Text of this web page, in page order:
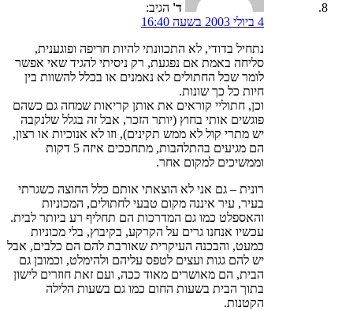
ד' הגיב:
4 ביולי 2003 בשעה 16:40
נתחיל בדודי, לא התכוונתי להיות חריפה ופוגענית,
סליחה באמת אם נפגעת, רק ניסיתי להגיד שאי אפשר
לומר שכל החתולים לא נאמנים או בכלל להשוות בין
חיות כל כך שונות.
וכן, חתוליי קוראים את אותן קריאות שמחה גם כשהם
פוגשים אותי בחוץ (יותר הזכר, אבל זה בגלל שלנקבה
יש מתרי קול לא ממש תקינים), וזו לא אנוכיות או רצון,
הם מגיעים בהתלהבות, מתחככים איזה 5 דקות
וממשיכים למקום אחר.
רונית – גם אני לא הוצאתי אותם כלל החוצה כשגרתי
בעיר, עיר איננה מקום טבעי לחתולים, המכוניות
והאספלט כמו גם המדרכות הם תחליף רע ביותר לבית.
עכשיו אנחנו גרים על הקרקע, בקיבוץ, בלי מכוניות
כמעט, והבכנה העיקרית שאורבת להם הם כלבים, אבל
יש להם גגות ועצים לטפס עליהם ולהימלט, וכמובן גם
הבית, הם מאושרים מאוד ככה, ועם זאת חוזרים לישון
בתוך הבית בשעות החום כמו גם בשעות הלילה
הקטנות.